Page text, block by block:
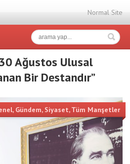
Normal Site
Ağustos Ulusal
Bir Destandır”
, Gündem, Siyaset,Tüm Manşetler